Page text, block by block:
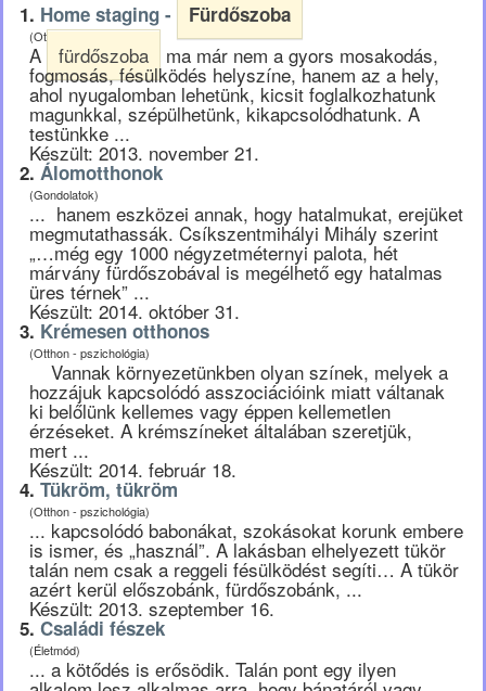
1. Home staging - Fürdőszoba
(Otthon - pszichológia)
A fürdőszoba ma már nem a gyors mosakodás,
fogmosás, fésülködés helyszíne, hanem az a hely,
ahol nyugalomban lehetünk, kicsit foglalkozhatunk
magunkkal, szépülhetünk, kikapcsolódhatunk. A
testünkke ...
Készült: 2013. november 21.
2. Álomotthonok
(Gondolatok)
... hanem eszközei annak, hogy hatalmukat, erejüket
megmutathassák. Csíkszentmihályi Mihály szerint
„…még egy 1000 négyzetméternyi palota, hét
márvány fürdőszobával is megélhető egy hatalmas
üres térnek” ...
Készült: 2014. október 31.
3. Krémesen otthonos
(Otthon - pszichológia)
Vannak környezetünkben olyan színek, melyek a
hozzájuk kapcsolódó asszociációink miatt váltanak
ki belőlünk kellemes vagy éppen kellemetlen
érzéseket. A krémszíneket általában szeretjük,
mert ...
Készült: 2014. február 18.
4. Tükröm, tükröm
(Otthon - pszichológia)
... kapcsolódó babonákat, szokásokat korunk embere
is ismer, és „használ”. A lakásban elhelyezett tükör
talán nem csak a reggeli fésülködést segíti… A tükör
azért kerül előszobánk, fürdőszobánk, ...
Készült: 2013. szeptember 16.
5. Családi fészek
(Életmód)
... a kötődés is erősödik. Talán pont egy ilyen